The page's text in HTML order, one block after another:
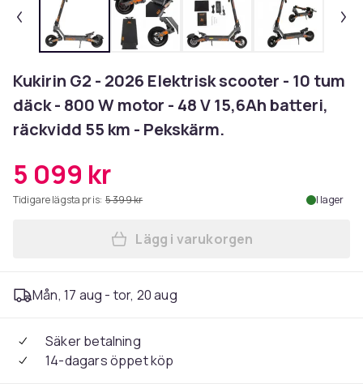
Kukirin G2 - 2026 Elektrisk scooter - 10 tum
däck - 800 W motor - 48 V 15,6Ah batteri,
räckvidd 55 km - Pekskärm.
5 099 kr
Tidigare lägsta pris: 5 399 kr I lager
Lägg till Kukirin G2 - 2026
Lägg i varukorgen
Mån, 17 aug - tor, 20 aug
Säker betalning
14-dagars öppet köp